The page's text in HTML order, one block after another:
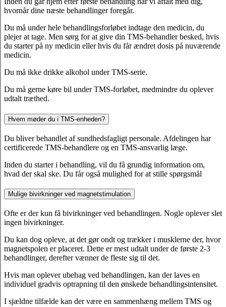
hvornår dine næste behandlinger foregår.
Du må under hele behandlingsforløbet indtage den medicin, du
plejer at tage. Men sørg for at give din TMS-behandler besked, hvis
du starter på ny medicin eller hvis du får ændret dosis på nuværende
medicin.
Du må ikke drikke alkohol under TMS-serie.
Du må gerne køre bil under TMS-forløbet, medmindre du oplever
udtalt træthed.
Hvem møder du i TMS-enheden?
Du bliver behandlet af sundhedsfagligt personale. Afdelingen har
certificerede TMS-behandlere og en TMS-ansvarlig læge.
Inden du starter i behandling, vil du få grundig information om,
hvad der skal ske. Du får også mulighed for at stille spørgsmål
Mulige bivirkninger ved magnetstimulation
Ofte er der kun få bivirkninger ved behandlingen. Nogle oplever slet
ingen bivirkninger.
Du kan dog opleve, at det gør ondt og trækker i musklerne der, hvor
magnetspolen er placeret. Dette er mest udtalt under de første 2-3
behandlinger, derefter vænner de fleste sig til det.
Hvis man oplever ubehag ved behandlingen, kan der laves en
individuel gradvis optrapning til den ønskede behandlingsintensitet.
I sjældne tilfælde kan der være en sammenhæng mellem TMS og